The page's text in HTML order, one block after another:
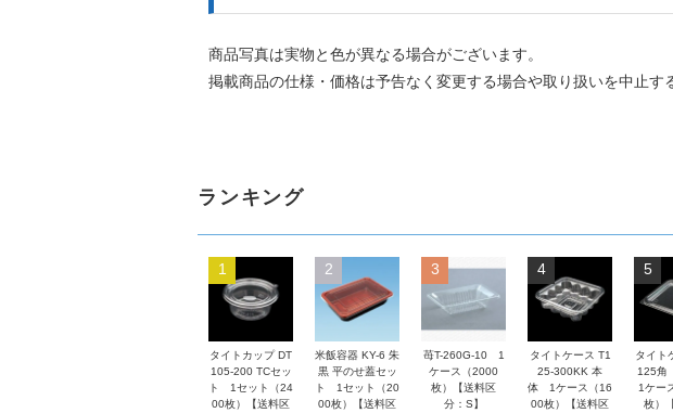
商品写真は実物と色が異なる場合がございます。
掲載商品の仕様・価格は予告なく変更する場合や取り扱いを中止す
ランキング
1
タイトカップ DT
105-200 TCセッ
ト 1セット（24
00枚）【送料区
2
米飯容器 KY-6 朱
黒 平のせ蓋セッ
ト 1セット（20
00枚）【送料区
3
苺T-260G-10 1
ケース（2000
枚）【送料区
分：S】
4
タイトケース T1
25-300KK 本
体 1ケース（16
00枚）【送料区
5
タイト
125角
1ケー
枚）